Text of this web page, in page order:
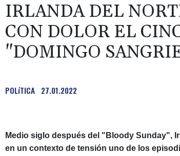
IRLANDA DEL
CON DOLOR EL
"DOMINGO
POLíTICA 27.01.2022
Medio siglo después del "Bloody Sunday",
en un contexto de tensión uno de los